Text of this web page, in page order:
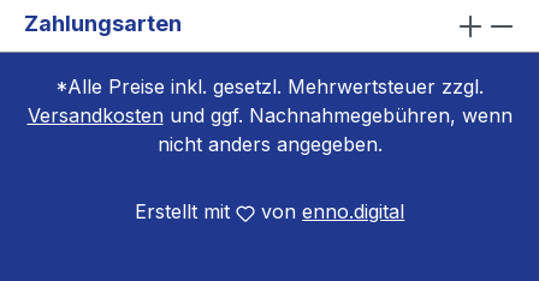
Zahlungsarten
*Alle Preise inkl. gesetzl. Mehrwertsteuer zzgl.
Versandkostenund ggf. Nachnahmegebühren, wenn
nicht anders angegeben.
Erstellt mit vonenno.digital